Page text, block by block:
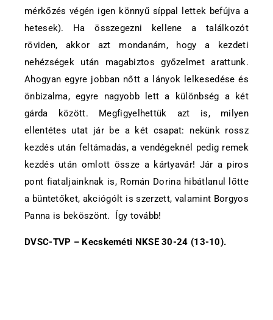
mérkőzés végén igen könnyű síppal lettek befújva a
hetesek). Ha összegezni kellene a találkozót
röviden, akkor azt mondanám, hogy a kezdeti
nehézségek után magabiztos győzelmet arattunk.
Ahogyan egyre jobban nőtt a lányok lelkesedése és
önbizalma, egyre nagyobb lett a különbség a két
gárda között. Megfigyelhettük azt is, milyen
ellentétes utat jár be a két csapat: nekünk rossz
kezdés után feltámadás, a vendégeknél pedig remek
kezdés után omlott össze a kártyavár! Jár a piros
pont fiataljainknak is, Román Dorina hibátlanul lőtte
a büntetőket, akciógólt is szerzett, valamint Borgyos
Panna is beköszönt. Így tovább!
DVSC-TVP – Kecskeméti NKSE 30-24 (13-10).